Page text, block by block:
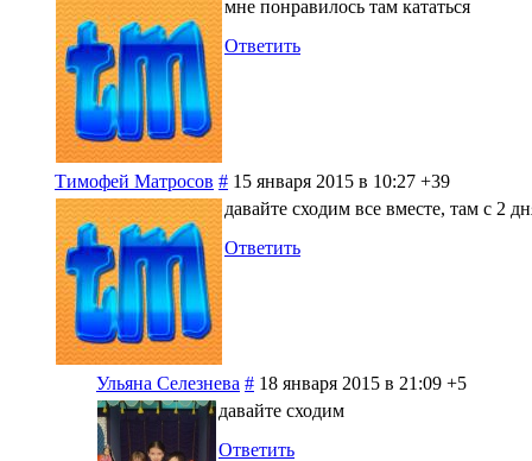
мне понравилось там кататься
Ответить
Тимофей Матросов # 15 января 2015 в 10:27 +39
давайте сходим все вместе, там с 2
Ответить
Ульяна Селезнева # 18 января 2015 в 21:09 +5
давайте сходим
Ответить